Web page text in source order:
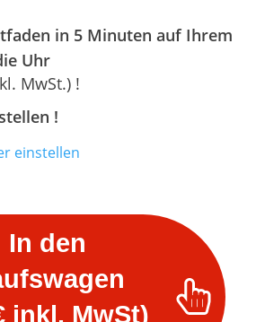
in 5 Minuten auf Ihrem
Uhr
MwSt.) !
!
den
inkl. MwSt)